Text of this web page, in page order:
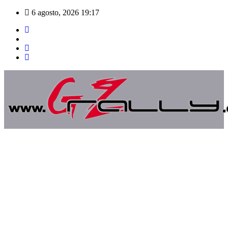
Saltar
contenido
6 agosto, 2026 19:17